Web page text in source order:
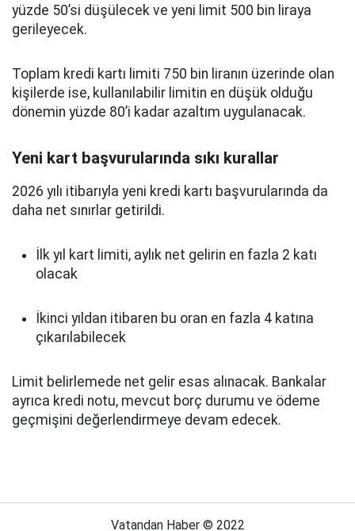
yüzde 50’si düşülecek ve yeni limit 500 bin liraya
gerileyecek.
Toplam kredi kartı limiti 750 bin liranın üzerinde olan
kişilerde ise, kullanılabilir limitin en düşük olduğu
dönemin yüzde 80’i kadar azaltım uygulanacak.
Yeni kart başvurularında sıkı kurallar
2026 yılı itibarıyla yeni kredi kartı başvurularında da
daha net sınırlar getirildi.
İlk yıl kart limiti, aylık net gelirin en fazla 2 katı
olacak
İkinci yıldan itibaren bu oran en fazla 4 katına
çıkarılabilecek
Limit belirlemede net gelir esas alınacak. Bankalar
ayrıca kredi notu, mevcut borç durumu ve ödeme
geçmişini değerlendirmeye devam edecek.
Vatandan Haber © 2022